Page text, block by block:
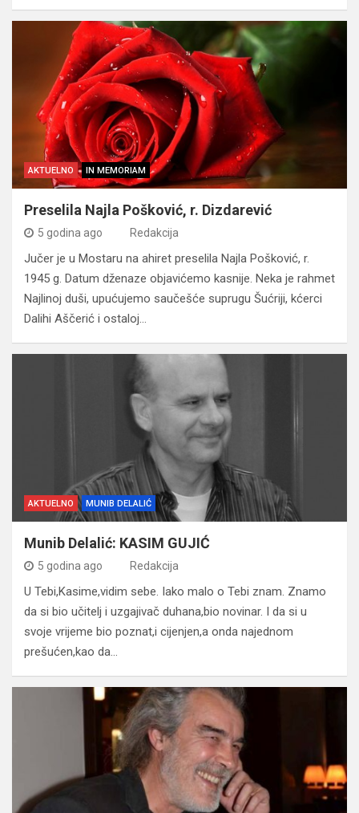
AKTUELNO IN MEMORIAM
Preselila Najla Pošković, r. Dizdarević
5 godina ago Redakcija
Jučer je u Mostaru na ahiret preselila Najla Pošković, r.
1945 g. Datum dženaze objavićemo kasnije. Neka je rahmet
Najlinoj duši, upućujemo saučešće suprugu Šućriji, kćerci
Dalihi Aščerić i ostaloj…
AKTUELNO MUNIB DELALIĆ
Munib Delalić: KASIM GUJIĆ
5 godina ago Redakcija
U Tebi,Kasime,vidim sebe. Iako malo o Tebi znam. Znamo
da si bio učitelj i uzgajivač duhana,bio novinar. I da si u
svoje vrijeme bio poznat,i cijenjen,a onda najednom
prešućen,kao da…